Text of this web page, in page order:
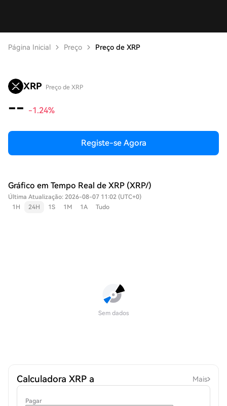
Página Inicial Preço Preço de XRP
XRP Preço de XRP
-- -1.24%
Registe-se Agora
Gráfico em Tempo Real de XRP (XRP/)
Última Atualização: 2026-08-07 11:02 (UTC+0)
1H
24H 1S 1M 1A Tudo
Sem dados
Calculadora XRP a Mais
Pagar